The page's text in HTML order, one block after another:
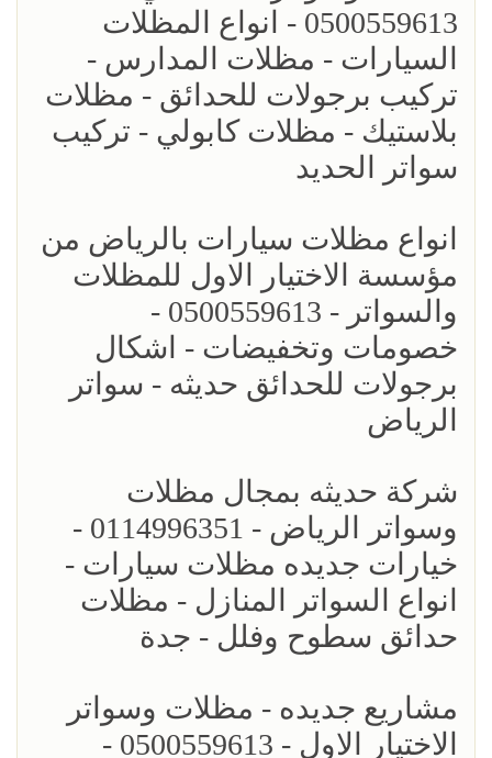
0500559613 - انواع المظلات
السيارات - مظلات المدارس -
تركيب برجولات للحدائق - مظلات
بلاستيك - مظلات كابولي - تركيب
سواتر الحديد
انواع مظلات سيارات بالرياض من
مؤسسة الاختيار الاول للمظلات
والسواتر - 0500559613 -
خصومات وتخفيضات - اشكال
برجولات للحدائق حديثه - سواتر
الرياض
شركة حديثه بمجال مظلات
وسواتر الرياض - 0114996351 -
خيارات جديده مظلات سيارات -
انواع السواتر المنازل - مظلات
حدائق سطوح وفلل - جدة
مشاريع جديده - مظلات وسواتر
الاختيار الاول - 0500559613 -